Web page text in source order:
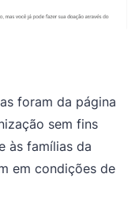
foram da página
sem fins
às famílias da
em condições de